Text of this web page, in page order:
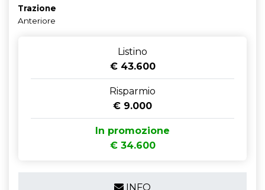
Trazione
Anteriore
Listino
€ 43.600
Risparmio
€ 9.000
In promozione
€ 34.600
INFO